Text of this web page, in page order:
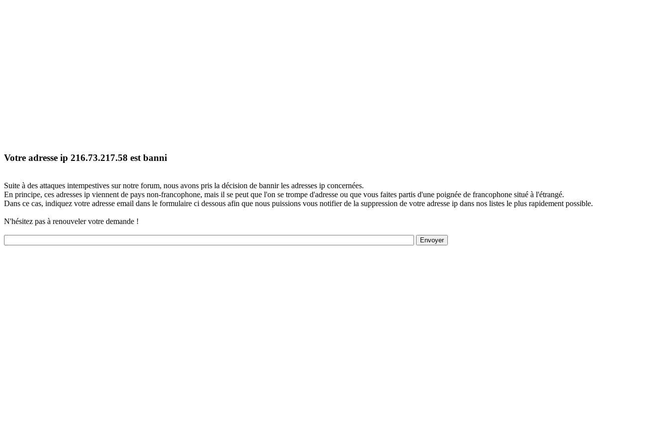
Votre adresse ip 216.73.217.58 est banni
Suite à des attaques intempestives sur notre forum, nous avons pris la décision de bannir les adresses ip concernées.
En principe, ces adresses ip viennent de pays non-francophone, mais il se peut que l'on se trompe d'adresse ou que vous faites partis d'une poignée de francophone situé à l'étrangé.
Dans ce cas, indiquez votre adresse email dans le formulaire ci dessous afin que nous puissions vous notifier de la suppression de votre adresse ip dans nos listes le plus rapidement possible.
N'hésitez pas à renouveler votre demande !